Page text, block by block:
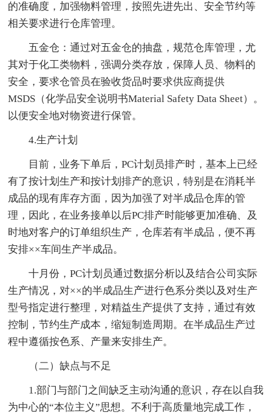
的准确度，加强物料管理，按照先进先出、安全节约等
相关要求进行仓库管理。
五金仓：通过对五金仓的抽盘，规范仓库管理，尤
其对于化工类物料，强调分类存放，保障人员、物料的
安全，要求仓管员在验收货品时要求供应商提供
MSDS（化学品安全说明书Material Safety Data Sheet）。
以便安全地对物资进行保管。
4.生产计划
目前，业务下单后，PC计划员排产时，基本上已经
有了按计划生产和按计划排产的意识，特别是在消耗半
成品的现有库存方面，因为加强了对半成品仓库的管
理，因此，在业务接单以后PC排产时能够更加准确、及
时地对客户的订单组织生产，仓库若有半成品，便不再
安排××车间生产半成品。
十月份，PC计划员通过数据分析以及结合公司实际
生产情况，对××的半成品生产进行色系分类以及对生产
型号指定进行整理，对精益生产提供了支持，通过有效
控制，节约生产成本，缩短制造周期。在半成品生产过
程中遵循按色系、产量来安排生产。
（二）缺点与不足
1.部门与部门之间缺乏主动沟通的意识，存在以自我
为中心的“本位主义”思想。不利于高质量地完成工作，